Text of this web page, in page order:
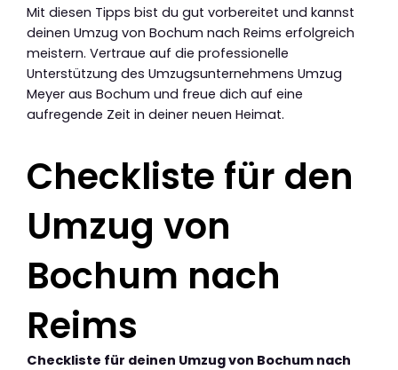
Mit diesen Tipps bist du gut vorbereitet und kannst
deinen Umzug von Bochum nach Reims erfolgreich
meistern. Vertraue auf die professionelle
Unterstützung des Umzugsunternehmens Umzug
Meyer aus Bochum und freue dich auf eine
aufregende Zeit in deiner neuen Heimat.
Checkliste für den
Umzug von
Bochum nach
Reims
Checkliste für deinen Umzug von Bochum nach